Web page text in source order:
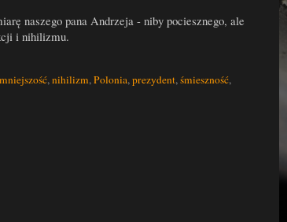
naszego pana Andrzeja - niby pociesznego, ale
i nihilizmu.
mniejszość,nihilizm,Polonia,prezydent,śmieszność,